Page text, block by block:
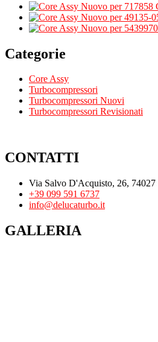
Categorie
Core Assy
Turbocompressori
Turbocompressori Nuovi
Turbocompressori Revisionati
CONTATTI
Via Salvo D'Acquisto, 26,
+39 099 591 6737
info@delucaturbo.it
GALLERIA